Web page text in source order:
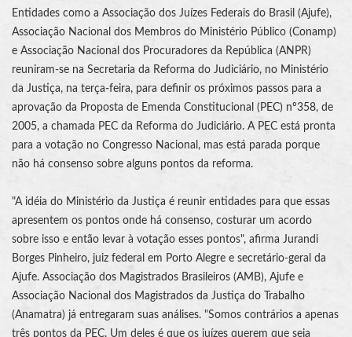
Entidades como a Associação dos Juízes Federais do Brasil (Ajufe),
Associação Nacional dos Membros do Ministério Público (Conamp)
e Associação Nacional dos Procuradores da República (ANPR)
reuniram-se na Secretaria da Reforma do Judiciário, no Ministério
da Justiça, na terça-feira, para definir os próximos passos para a
aprovação da Proposta de Emenda Constitucional (PEC) nº358, de
2005, a chamada PEC da Reforma do Judiciário. A PEC está pronta
para a votação no Congresso Nacional, mas está parada porque
não há consenso sobre alguns pontos da reforma.
"A idéia do Ministério da Justiça é reunir entidades para que essas
apresentem os pontos onde há consenso, costurar um acordo
sobre isso e então levar à votação esses pontos", afirma Jurandi
Borges Pinheiro, juiz federal em Porto Alegre e secretário-geral da
Ajufe. Associação dos Magistrados Brasileiros (AMB), Ajufe e
Associação Nacional dos Magistrados da Justiça do Trabalho
(Anamatra) já entregaram suas análises. "Somos contrários a apenas
três pontos da PEC. Um deles é que os juízes querem que seja